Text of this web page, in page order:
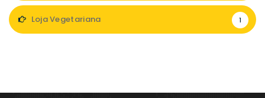
Loja Vegetariana 1